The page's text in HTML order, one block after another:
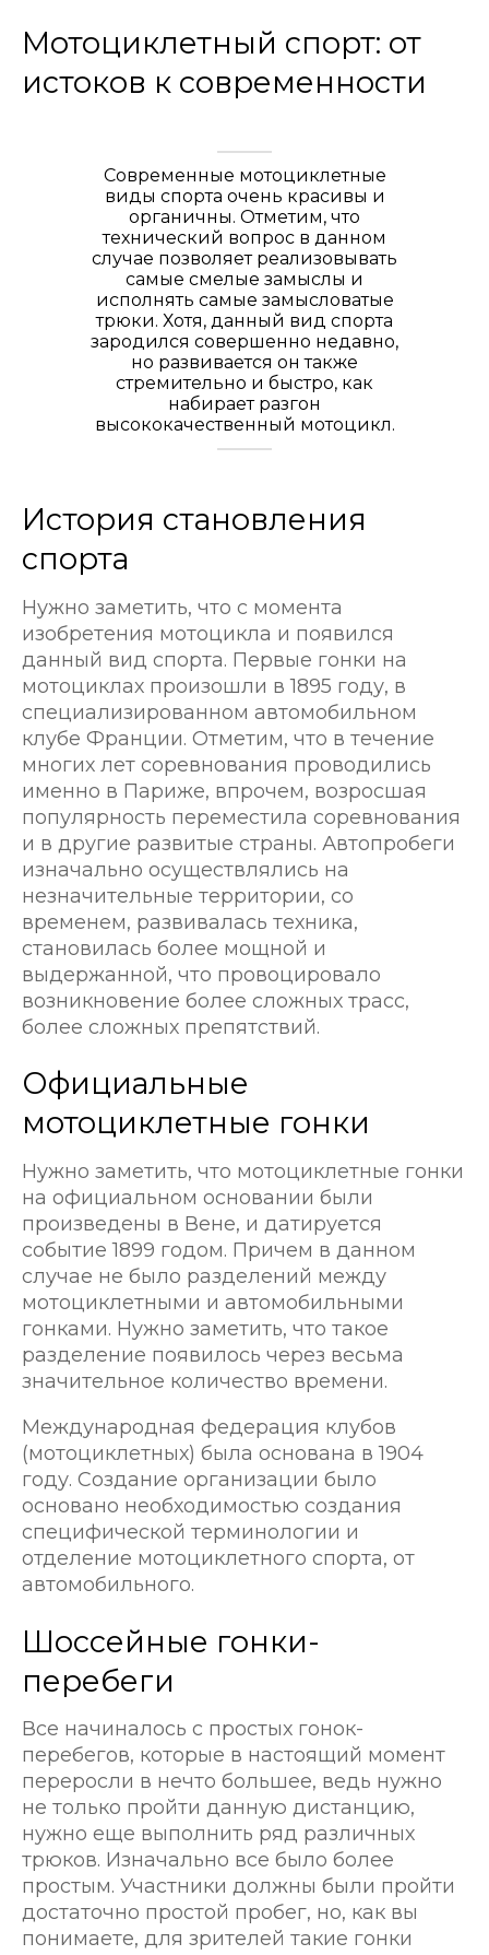
Мотоциклетный спорт: от
истоков к современности
Современные мотоциклетные
виды спорта очень красивы и
органичны. Отметим, что
технический вопрос в данном
случае позволяет реализовывать
самые смелые замыслы и
исполнять самые замысловатые
трюки. Хотя, данный вид спорта
зародился совершенно недавно,
но развивается он также
стремительно и быстро, как
набирает разгон
высококачественный мотоцикл.
История становления
спорта
Нужно заметить, что с момента
изобретения мотоцикла и появился
данный вид спорта. Первые гонки на
мотоциклах произошли в 1895 году, в
специализированном автомобильном
клубе Франции. Отметим, что в течение
многих лет соревнования проводились
именно в Париже, впрочем, возросшая
популярность переместила соревнования
и в другие развитые страны. Автопробеги
изначально осуществлялись на
незначительные территории, со
временем, развивалась техника,
становилась более мощной и
выдержанной, что провоцировало
возникновение более сложных трасс,
более сложных препятствий.
Официальные
мотоциклетные гонки
Нужно заметить, что мотоциклетные гонки
на официальном основании были
произведены в Вене, и датируется
событие 1899 годом. Причем в данном
случае не было разделений между
мотоциклетными и автомобильными
гонками. Нужно заметить, что такое
разделение появилось через весьма
значительное количество времени.
Международная федерация клубов
(мотоциклетных) была основана в 1904
году. Создание организации было
основано необходимостью создания
специфической терминологии и
отделение мотоциклетного спорта, от
автомобильного.
Шоссейные гонки-
перебеги
Все начиналось с простых гонок-
перебегов, которые в настоящий момент
переросли в нечто большее, ведь нужно
не только пройти данную дистанцию,
нужно еще выполнить ряд различных
трюков. Изначально все было более
простым. Участники должны были пройти
достаточно простой пробег, но, как вы
понимаете, для зрителей такие гонки